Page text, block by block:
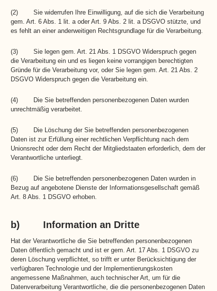
(2) Sie widerrufen Ihre Einwilligung, auf die sich die Verarbeitung
gem. Art. 6 Abs. 1 lit. a oder Art. 9 Abs. 2 lit. a DSGVO stützte, und
es fehlt an einer anderweitigen Rechtsgrundlage für die Verarbeitung.
(3) Sie legen gem. Art. 21 Abs. 1 DSGVO Widerspruch gegen
die Verarbeitung ein und es liegen keine vorrangigen berechtigten
Gründe für die Verarbeitung vor, oder Sie legen gem. Art. 21 Abs. 2
DSGVO Widerspruch gegen die Verarbeitung ein.
(4) Die Sie betreffenden personenbezogenen Daten wurden
unrechtmäßig verarbeitet.
(5) Die Löschung der Sie betreffenden personenbezogenen
Daten ist zur Erfüllung einer rechtlichen Verpflichtung nach dem
Unionsrecht oder dem Recht der Mitgliedstaaten erforderlich, dem der
Verantwortliche unterliegt.
(6) Die Sie betreffenden personenbezogenen Daten wurden in
Bezug auf angebotene Dienste der Informationsgesellschaft gemäß
Art. 8 Abs. 1 DSGVO erhoben.
b) Information an Dritte
Hat der Verantwortliche die Sie betreffenden personenbezogenen
Daten öffentlich gemacht und ist er gem. Art. 17 Abs. 1 DSGVO zu
deren Löschung verpflichtet, so trifft er unter Berücksichtigung der
verfügbaren Technologie und der Implementierungskosten
angemessene Maßnahmen, auch technischer Art, um für die
Datenverarbeitung Verantwortliche, die die personenbezogenen Daten